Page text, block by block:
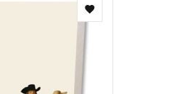
Toevoegen